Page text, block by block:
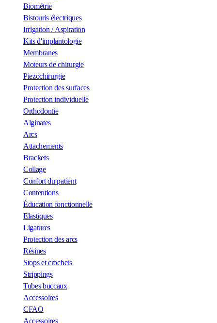
Biométrie
Bistouris électriques
Irrigation / Aspiration
Kits d'implantologie
Membranes
Moteurs de chirurgie
Piezochirurgie
Protection des surfaces
Protection individuelle
Orthodontie
Alginates
Arcs
Attachements
Brackets
Collage
Confort du patient
Contentions
Éducation fonctionnelle
Elastiques
Ligatures
Protection des arcs
Résines
Stops et crochets
Strippings
Tubes buccaux
Accessoires
CFAO
Accessoires